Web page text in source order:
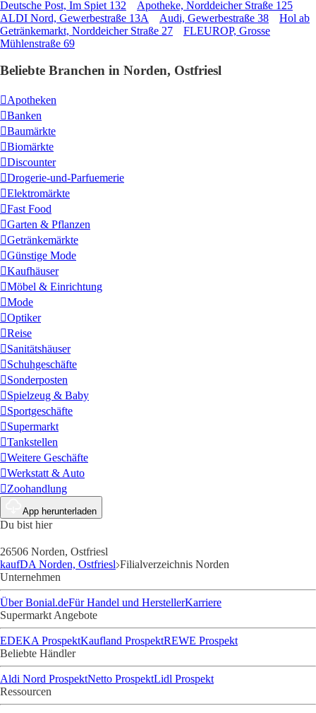
Deutsche Post, Im Spiet 132
Apotheke, Norddeicher Straße 125
ALDI Nord, Gewerbestraße 13A
Audi, Gewerbestraße 38
Hol ab
Getränkemarkt, Norddeicher Straße 27
FLEUROP, Grosse
Mühlenstraße 69
Beliebte Branchen in Norden, Ostfriesl
Apotheken
Banken
Baumärkte
Biomärkte
Discounter
Drogerie-und-Parfuemerie
Elektromärkte
Fast Food
Garten & Pflanzen
Getränkemärkte
Günstige Mode
Kaufhäuser
Möbel & Einrichtung
Mode
Optiker
Reise
Sanitätshäuser
Schuhgeschäfte
Sonderposten
Spielzeug & Baby
Sportgeschäfte
Supermarkt
Tankstellen
Weitere Geschäfte
Werkstatt & Auto
Zoohandlung
App herunterladen
Du bist hier
26506 Norden, Ostfriesl
kaufDA Norden, Ostfriesl Filialverzeichnis Norden
Unternehmen
Über Bonial.deFür Handel und HerstellerKarriere
Supermarkt Angebote
EDEKA ProspektKaufland ProspektREWE Prospekt
Beliebte Händler
Aldi Nord ProspektNetto ProspektLidl Prospekt
Ressourcen